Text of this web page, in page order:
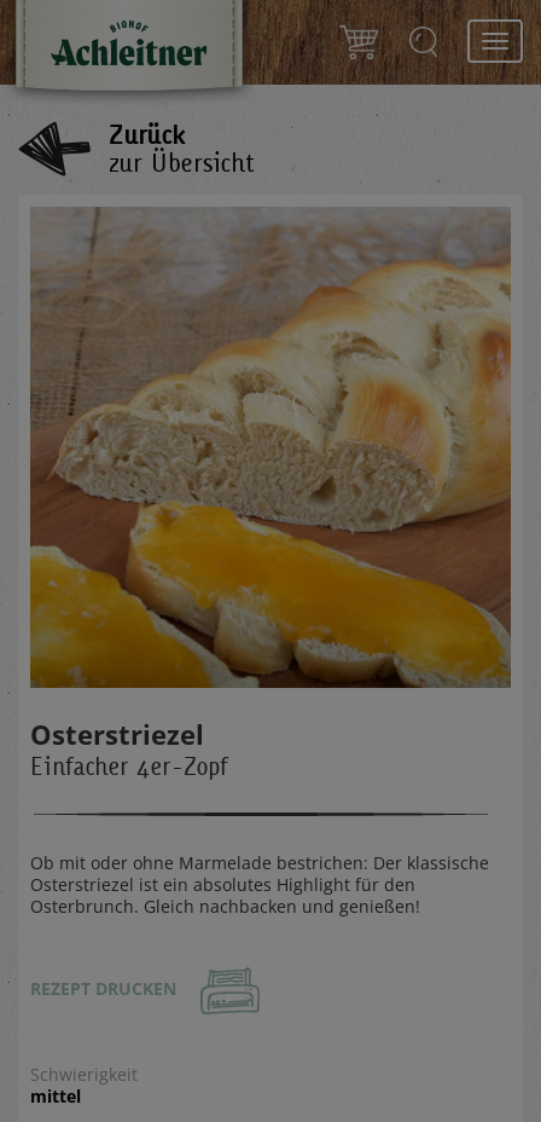
Zurück
zur Übersicht
Osterstriezel
Einfacher 4er-Zopf
Ob mit oder ohne Marmelade bestrichen: Der klassische
Osterstriezel ist ein absolutes Highlight für den
Osterbrunch. Gleich nachbacken und genießen!
REZEPT DRUCKEN
Schwierigkeit
mittel